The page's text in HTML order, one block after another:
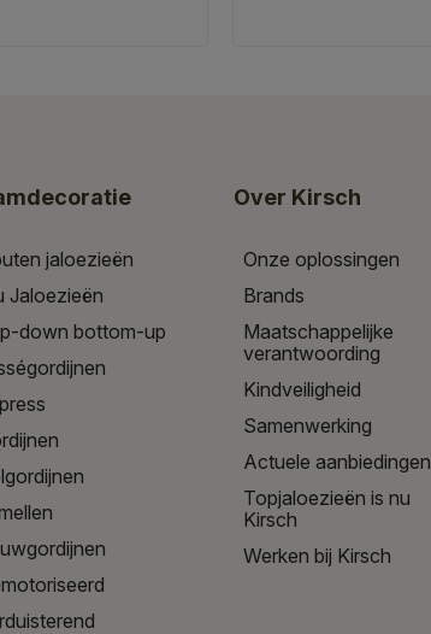
jaloezieën
Jaloezieën
down bottom-up
Over Kirsch
Onze oplossingen
Brands
Maatschappelijke
verantwoording
Kindveiligheid
Samenwerking
Actuele aanbiedingen
Topjaloezieën is nu
Kirsch
Werken bij Kirsch